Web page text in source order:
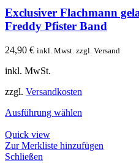
Exclusiver Flachmann
Freddy Pfister Band
24,90 € inkl. Mwst. zzgl. Versand
inkl. MwSt.
zzgl. Versandkosten
Ausführung wählen
Quick view
Zur Merkliste hinzufügen
Schließen